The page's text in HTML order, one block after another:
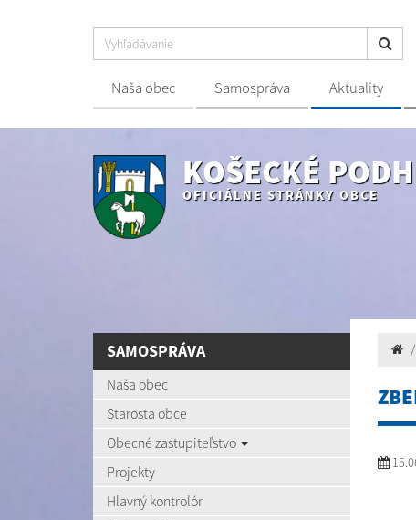
Naša obec Samospráva Aktuality
KOŠECKÉ
OFICIÁLNE STRÁNKY OBCE
SAMOSPRÁVA
Naša obec
Starosta obce
Obecné zastupiteľstvo
Projekty
Hlavný kontrolór